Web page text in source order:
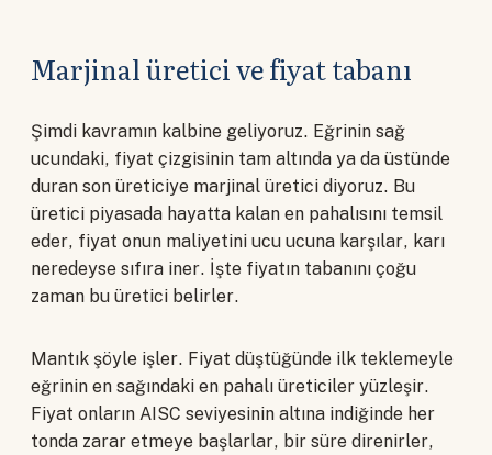
Marjinal üretici ve fiyat tabanı
Şimdi kavramın kalbine geliyoruz. Eğrinin sağ
ucundaki, fiyat çizgisinin tam altında ya da üstünde
duran son üreticiye marjinal üretici diyoruz. Bu
üretici piyasada hayatta kalan en pahalısını temsil
eder, fiyat onun maliyetini ucu ucuna karşılar, karı
neredeyse sıfıra iner. İşte fiyatın tabanını çoğu
zaman bu üretici belirler.
Mantık şöyle işler. Fiyat düştüğünde ilk teklemeyle
eğrinin en sağındaki en pahalı üreticiler yüzleşir.
Fiyat onların AISC seviyesinin altına indiğinde her
tonda zarar etmeye başlarlar, bir süre direnirler,